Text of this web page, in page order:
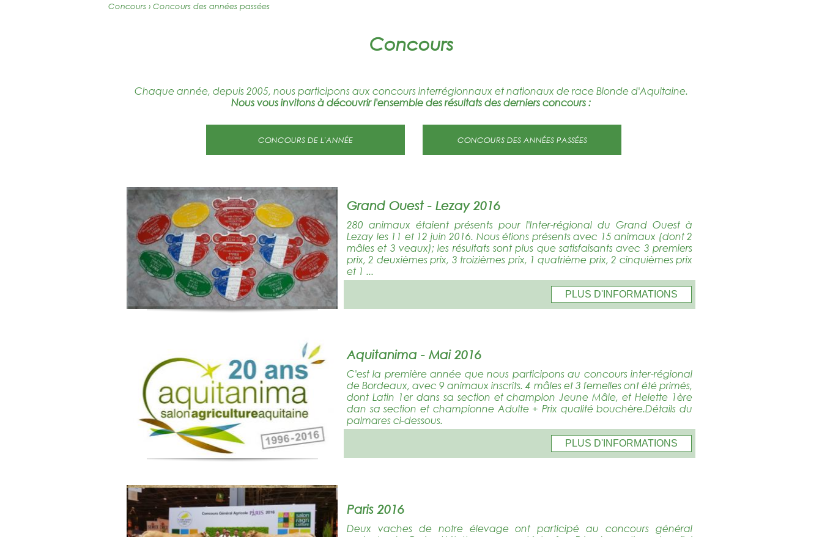
Concours › Concours des années passées
Concours
Chaque année, depuis 2005, nous participons aux concours interrégionnaux et nationaux de race Blonde d'Aquitaine.
Nous vous invitons à découvrir l'ensemble des résultats des derniers concours :
CONCOURS DE L'ANNÉE CONCOURS DES ANNÉES PASSÉES
Grand Ouest - Lezay 2016
280 animaux étaient présents pour l'Inter-régional du Grand Ouest à
Lezay les 11 et 12 juin 2016. Nous étions présents avec 15 animaux (dont 2
mâles et 3 veaux); les résultats sont plus que satisfaisants avec 3 premiers
prix, 2 deuxièmes prix, 3 troizièmes prix, 1 quatrième prix, 2 cinquièmes prix
et 1 ...
PLUS D'INFORMATIONS
Aquitanima - Mai 2016
C'est la première année que nous participons au concours inter-régional
de Bordeaux, avec 9 animaux inscrits. 4 mâles et 3 femelles ont été primés,
dont Latin 1er dans sa section et champion Jeune Mâle, et Helette 1ère
dan sa section et championne Adulte + Prix qualité bouchère.Détails du
palmares ci-dessous.
PLUS D'INFORMATIONS
Paris 2016
Deux vaches de notre élevage ont participé au concours général